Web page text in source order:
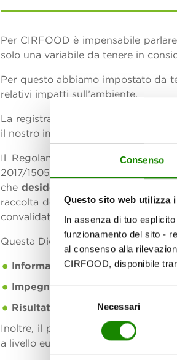
Consenso
Questo sito web utilizza
In assenza di tuo
funzionamento del sito -
al consenso alla
CIRFOOD, disponibile
del
Necessari
Per CIRFOOD è impensabile
solo una variabile da tenere in
Per questo abbiamo impostato da
relativi impatti sull’ambiente.
La registrazione secondo il
il nostro impegno nel
Il Regolamento
EMAS CE/
2017/1505 e 2018/2026) descrive
chedesiderano impegnarsi a
raccolta dei dati ambientali e una
convalidata da un verificatore
Questa Dichiarazione Ambientale,
Informazioni sugli impattie
Impegni per il miglioramento
Risultati raggiuntirispetto agli
Inoltre, il processo consente, al
a livello europeo.